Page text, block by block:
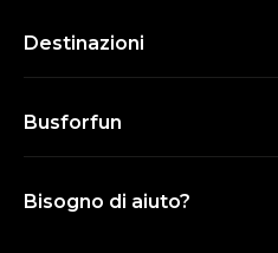
Destinazioni
Busforfun
Bisogno di aiuto?